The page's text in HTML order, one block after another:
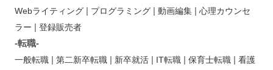
Webライティング | プログラミング | 動画編集 | 心理カウンセ
ラー | 登録販売者
-転職-
一般転職 | 第二新卒転職 | 新卒就活 | IT転職 | 保育士転職 | 看護